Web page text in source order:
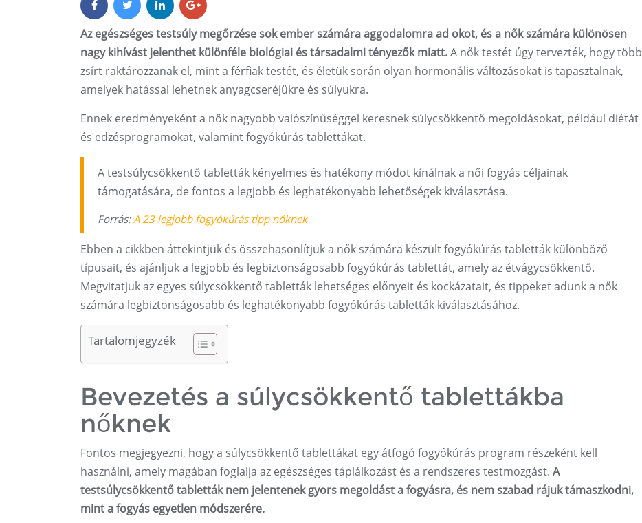
Az egészséges testsúly megőrzése sok ember számára aggodalomra ad okot, és a nők számára különösen
nagy kihívást jelenthet különféle biológiai és társadalmi tényezők miatt.A nők testét úgy tervezték, hogy több
zsírt raktározzanak el, mint a férfiak testét, és életük során olyan hormonális változásokat is tapasztalnak,
amelyek hatással lehetnek anyagcseréjükre és súlyukra.
Ennek eredményeként a nők nagyobb valószínűséggel keresnek súlycsökkentő megoldásokat, például diétát
és edzésprogramokat, valamint fogyókúrás tablettákat.
A testsúlycsökkentő tabletták kényelmes és hatékony módot kínálnak a női fogyás céljainak
támogatására, de fontos a legjobb és leghatékonyabb lehetőségek kiválasztása.
Forrás:A 23 legjobb fogyókúrás tipp nőknek
Ebben a cikkben áttekintjük és összehasonlítjuk a nők számára készült fogyókúrás tabletták különböző
típusait, és ajánljuk a legjobb és legbiztonságosabb fogyókúrás tablettát, amely az étvágycsökkentő.
Megvitatjuk az egyes súlycsökkentő tabletták lehetséges előnyeit és kockázatait, és tippeket adunk a nők
számára legbiztonságosabb és leghatékonyabb fogyókúrás tabletták kiválasztásához.
Tartalomjegyzék
Bevezetés a súlycsökkentő tablettákba
nőknek
Fontos megjegyezni, hogy a súlycsökkentő tablettákat egy átfogó fogyókúrás program részeként kell
használni, amely magában foglalja az egészséges táplálkozást és a rendszeres testmozgást. A
testsúlycsökkentő tabletták nem jelentenek gyors megoldást a fogyásra, és nem szabad rájuk támaszkodni,
mint a fogyás egyetlen módszerére.